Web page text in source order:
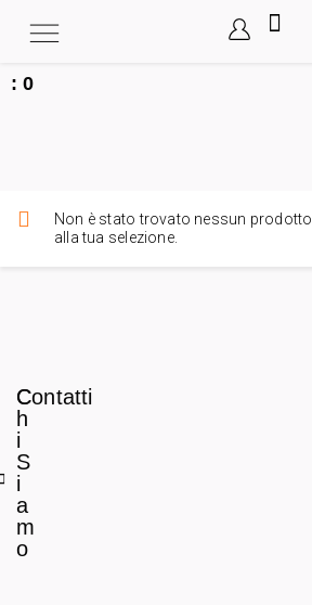
:0
Non è stato trovato nessun
alla tua selezione.
C
h
i
S
i
a
m
o
Contatti